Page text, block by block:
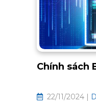
Chính sách
22/11/2024 |